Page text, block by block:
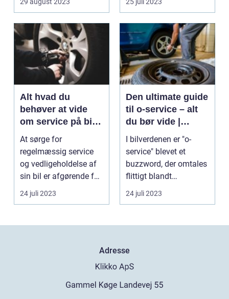
Alt hvad du
behøver at vide
om service på bil –
en omfattende
guide
At sørge for
regelmæssig service
og vedligeholdelse af
sin bil er afgørende for
...
24 juli 2023
Den ultimate guide
til o-service – alt
du bør vide |
Online Car
Magazine
I bilverdenen er "o-
service" blevet et
buzzword, der omtales
flittigt blandt
bilentusiaster og bilin...
24 juli 2023
Adresse